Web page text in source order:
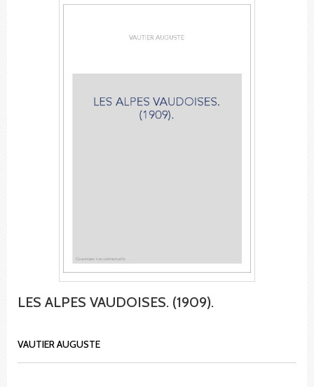
LES ALPES VAUDOISES. (1909).
VAUTIER AUGUSTE